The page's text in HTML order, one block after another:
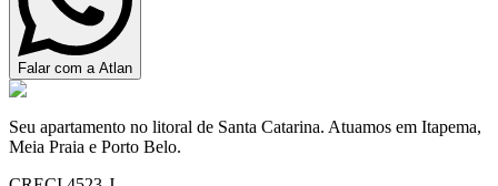
Falar com a Atlan
Seu apartamento no litoral de Santa Catarina. Atuamos em Itapema,
Meia Praia e Porto Belo.